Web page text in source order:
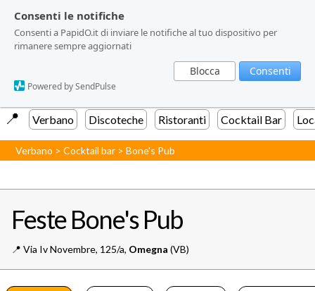
Consenti le notifiche
Consenti a PapidO.it di inviare le notifiche al tuo dispositivo per
rimanere sempre aggiornati
Blocca Consenti
Powered by SendPulse
Consenti le notifiche
Consenti a PapidO.it di inviare le notifiche al tuo dispositivo per
rimanere sempre aggiornati
Blocca Consenti
Powered by SendPulse
📍️ Verbano Discoteche Ristoranti Cocktail Bar
Verbano >Cocktail bar >Bone's Pub
Feste Bone's Pub
📍️ Via Iv Novembre, 125/a, Omegna (VB)